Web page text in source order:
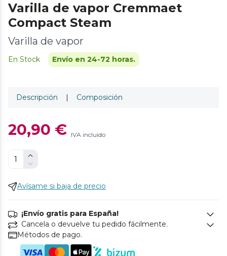
Varilla de vapor Cremmaet
Compact Steam
Varilla de vapor
En Stock Envío en 24-72 horas.
Descripción | Composición
20,90 € IVA incluido
Avísame si baja de precio
¡Envío gratis para España!
Cancela o devuelve tu pedido fácilmente.
Métodos de pago.